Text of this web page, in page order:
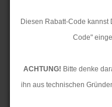
Diesen Rabatt-Code kannst
Code"
ACHTUNG! Bitte denke
ihn aus technischen